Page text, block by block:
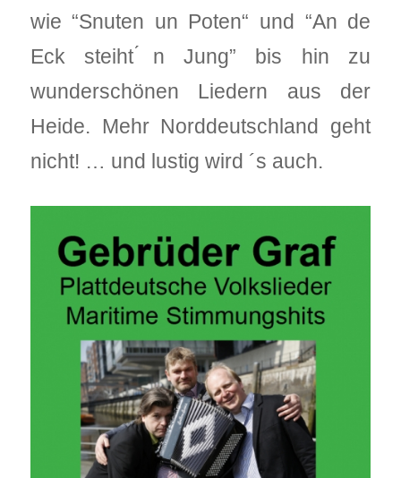
wie “Snuten un Poten“ und “An de
Eck steiht ́n Jung” bis hin zu
wunderschönen Liedern aus der
Heide. Mehr Norddeutschland geht
nicht! … und lustig wird ´s auch.